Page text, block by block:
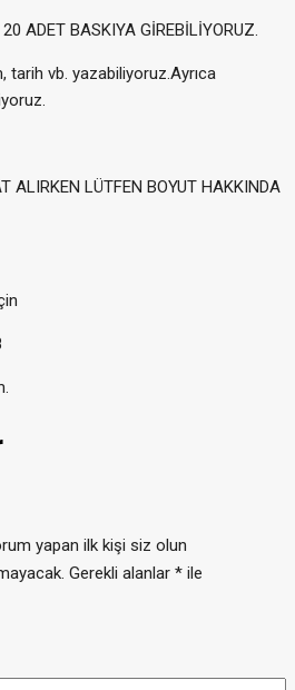
ADET BASKIYA GİREBİLİYORUZ.
vb. yazabiliyoruz.Ayrıca
ALIRKEN LÜTFEN BOYUT HAKKINDA
yapan ilk kişi siz olun
Gerekli alanlar * ile